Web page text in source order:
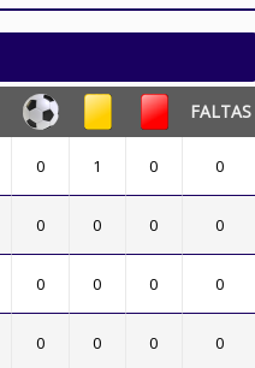
FALTAS
0 1 0 0
0 0 0 0
0 0 0 0
0 0 0 0